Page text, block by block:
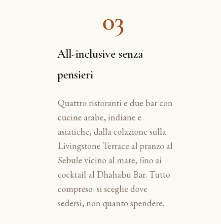
03
All-inclusive senza
pensieri
Quattro ristoranti e due bar con
cucine arabe, indiane e
asiatiche, dalla colazione sulla
Livingstone Terrace al pranzo al
Sebule vicino al mare, fino ai
cocktail al Dhahabu Bar. Tutto
compreso: si sceglie dove
sedersi, non quanto spendere.